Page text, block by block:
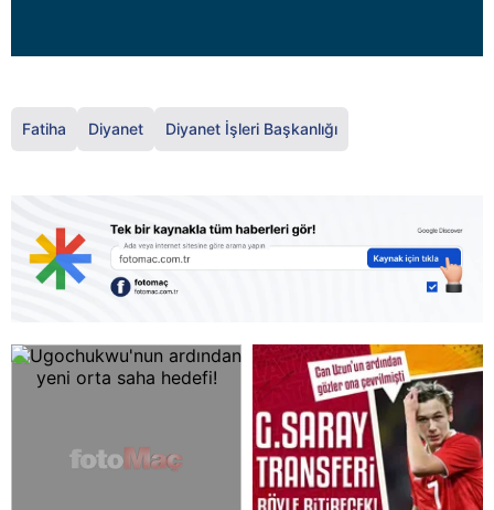
Fatiha Diyanet Diyanet İşleri Başkanlığı